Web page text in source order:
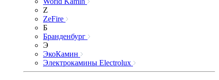
Z
ZeFire
Б
Бранденбург
Э
ЭкоКамин
Электрокамины Electrolux